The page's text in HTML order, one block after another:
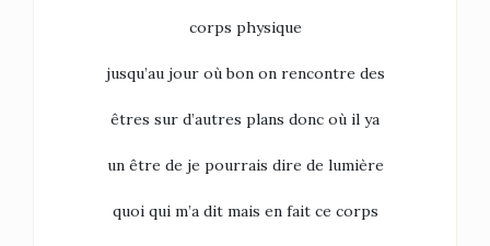
corps physique
jusqu’au jour où bon on rencontre des
êtres sur d’autres plans donc où il ya
un être de je pourrais dire de lumière
quoi qui m’a dit mais en fait ce corps